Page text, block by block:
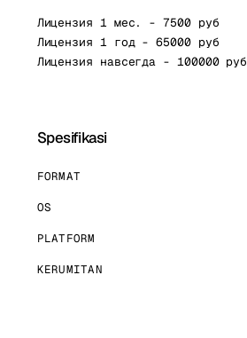
Лицензия 1 мес. - 7500 руб
Лицензия 1 год - 65000 руб
Лицензия навсегда - 100000 руб
Spesifikasi
FORMAT
OS
PLATFORM
KERUMITAN